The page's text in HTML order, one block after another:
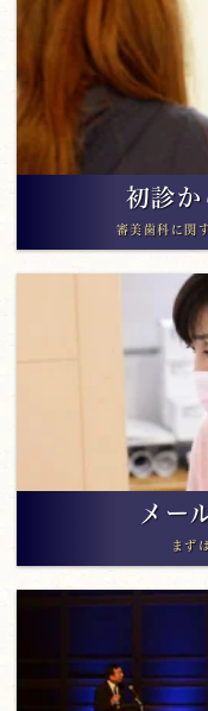
初診か
審美歯科に関
メー
まず